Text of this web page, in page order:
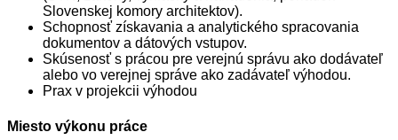
Slovenskej komory architektov).
Schopnosť získavania a analytického spracovania
dokumentov a dátových vstupov.
Skúsenosť s prácou pre verejnú správu ako dodávateľ
alebo vo verejnej správe ako zadávateľ výhodou.
Prax v projekcii výhodou
Miesto výkonu práce